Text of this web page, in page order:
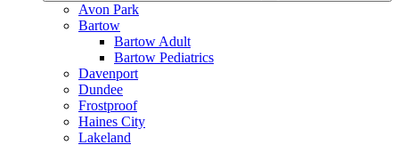
Avon Park
Bartow
Bartow Adult
Bartow Pediatrics
Davenport
Dundee
Frostproof
Haines City
Lakeland